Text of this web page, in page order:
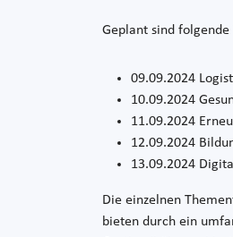
Geplant sind
09.09.2024
10.09.2024
11.09.2024
12.09.2024
13.09.2024
Die einzelnen
bieten durch ein